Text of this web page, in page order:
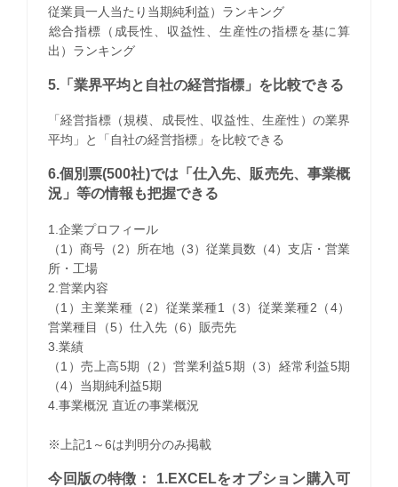
従業員一人当たり当期純利益）ランキング
​総合指標（成長性、収益性、生産性の指標を基に算
出）ランキング
5.「業界平均と自社の経営指標」を比較できる
「経営指標（規模、成長性、収益性、生産性）の業界
平均」と「自社の経営指標」を比較できる
6.個別票(500社)では「仕入先、販売先、事業概
況」等の情報も把握できる
1.企業プロフィール
（1）商号（2）所在地（3）従業員数（4）支店・営業
所・工場
2.営業内容
（1）主業業種（2）従業業種1（3）従業業種2（4）
営業種目（5）仕入先（6）販売先
3.業績
（1）売上高5期（2）営業利益5期（3）経常利益5期
（4）当期純利益5期
4.事業概況 直近の事業概況
※上記1～6は判明分のみ掲載
今回版の特徴： 1.EXCELをオプション購入可